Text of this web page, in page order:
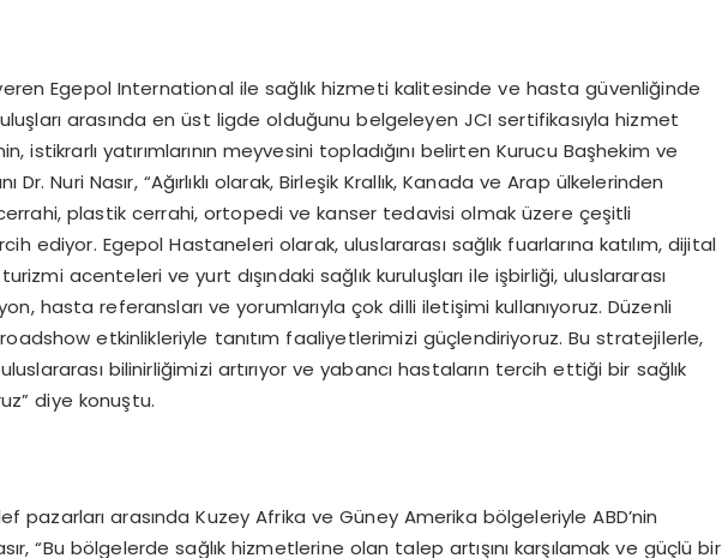
Egepol International ile sağlık hizmeti kalitesinde ve hasta güvenliğinde
arasında en üst ligde olduğunu belgeleyen JCI sertifikasıyla hizmet
istikrarlı yatırımlarının meyvesini topladığını belirten Kurucu Başhekim ve
Dr. Nuri Nasır, “Ağırlıklı olarak, Birleşik Krallık, Kanada ve Arap ülkelerinden
plastik cerrahi, ortopedi ve kanser tedavisi olmak üzere çeşitli
ediyor. Egepol Hastaneleri olarak, uluslararası sağlık fuarlarına katılım, dijital
acenteleri ve yurt dışındaki sağlık kuruluşları ile işbirliği, uluslararası
hasta referansları ve yorumlarıyla çok dilli iletişimi kullanıyoruz. Düzenli
etkinlikleriyle tanıtım faaliyetlerimizi güçlendiriyoruz. Bu stratejilerle,
bilinirliğimizi artırıyor ve yabancı hastaların tercih ettiği bir sağlık
diye konuştu.
pazarları arasında Kuzey Afrika ve Güney Amerika bölgeleriyle ABD’nin
“Bu bölgelerde sağlık hizmetlerine olan talep artışını karşılamak ve güçlü bir